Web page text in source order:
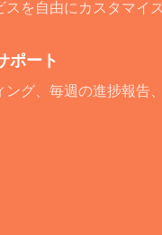
を自由にカスタマイ
ポート
グ、毎週の進捗報告